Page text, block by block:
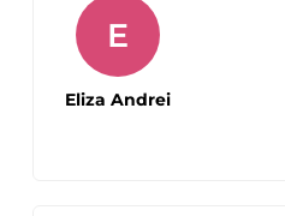
E
Eliza Andrei